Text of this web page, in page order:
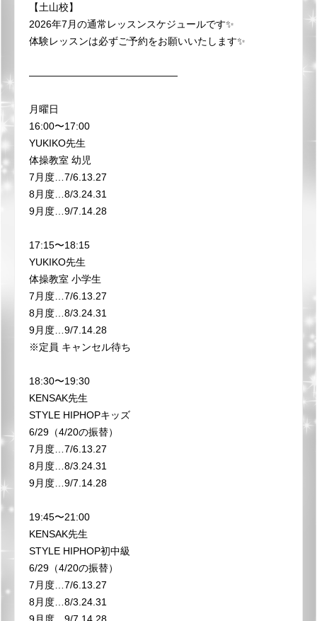
【土山校】
2026年7月の通常レッスンスケジュールです✨
体験レッスンは必ずご予約をお願いいたします✨
———————————————
月曜日
16:00〜17:00
YUKIKO先生
体操教室 幼児
7月度…7/6.13.27
8月度…8/3.24.31
9月度…9/7.14.28
17:15〜18:15
YUKIKO先生
体操教室 小学生
7月度…7/6.13.27
8月度…8/3.24.31
9月度…9/7.14.28
※定員 キャンセル待ち
18:30〜19:30
KENSAK先生
STYLE HIPHOPキッズ
6/29（4/20の振替）
7月度…7/6.13.27
8月度…8/3.24.31
9月度…9/7.14.28
19:45〜21:00
KENSAK先生
STYLE HIPHOP初中級
6/29（4/20の振替）
7月度…7/6.13.27
8月度…8/3.24.31
9月度…9/7.14.28